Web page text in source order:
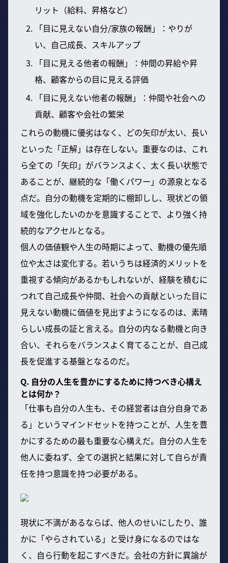
リット（給料、昇格など）
「目に見えない自分/家族の報酬」：やりが
い、自己成長、スキルアップ
「目に見える他者の報酬」：仲間の昇給や昇
格、顧客からの目に見える評価
「目に見えない他者の報酬」：仲間や社会への
貢献、顧客や会社の繁栄
これらの動機に優劣はなく、どの矢印が太い、長い
といった「正解」は存在しない。重要なのは、これ
ら全ての「矢印」がバランスよく、太く長い状態で
あることが、継続的な「働くパワー」の源泉となる
点だ。自分の動機を定期的に棚卸しし、現状どの領
域を強化したいのかを意識することで、より強く持
続的なアクセルとなる。
個人の価値観や人生の時期によって、動機の優先順
位や太さは変化する。若いうちは経済的メリットを
重視する傾向があるかもしれないが、経験を積むに
つれて自己成長や仲間、社会への貢献といった目に
見えない動機に価値を見出すようになるのは、素晴
らしい成長の証と言える。自分の内なる動機と向き
合い、それらをバランスよく育てることが、自己成
長を促進する基盤となるのだ。
Q. 自分の人生を豊かにするために持つべき心構え
とは何か？
「仕事も自分の人生も、その経営者は自分自身であ
る」というマインドセットを持つことが、人生を豊
かにするための最も重要な心構えだ。自分の人生を
他人に委ねず、全ての選択と結果に対して自らが責
任を持つ意識を持つ必要がある。
現状に不満があるならば、他人のせいにしたり、誰
かに「やらされている」と受け身になるのではな
く、自ら行動を起こすべきだ。会社の方針に異論が